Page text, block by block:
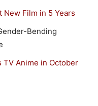
New Film in 5 Years
Bending
TV Anime in October